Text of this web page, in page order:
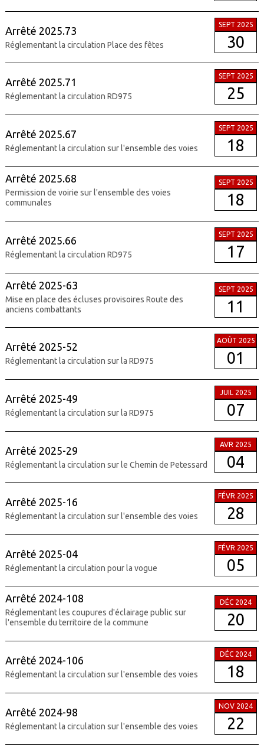
Arrêté 2025.73
Réglementant la circulation Place des fêtes
SEPT 2025
30
Arrêté 2025.71
Réglementant la circulation RD975
SEPT 2025
25
Arrêté 2025.67
Réglementant la circulation sur l'ensemble des voies
SEPT 2025
18
Arrêté 2025.68
Permission de voirie sur l'ensemble des voies
communales
SEPT 2025
18
Arrêté 2025.66
Réglementant la circulation RD975
SEPT 2025
17
Arrêté 2025-63
Mise en place des écluses provisoires Route des
anciens combattants
SEPT 2025
11
Arrêté 2025-52
Réglementant la circulation sur la RD975
AOÛT 2025
01
Arrêté 2025-49
Réglementant la circulation sur la RD975
JUIL 2025
07
Arrêté 2025-29
Réglementant la circulation sur le Chemin de Petessard
AVR 2025
04
Arrêté 2025-16
Réglementant la circulation sur l'ensemble des voies
FÉVR 2025
28
Arrêté 2025-04
Réglementant la circulation pour la vogue
FÉVR 2025
05
Arrêté 2024-108
Réglementant les coupures d'éclairage public sur
l'ensemble du territoire de la commune
DÉC 2024
20
Arrêté 2024-106
Réglementant la circulation sur l'ensemble des voies
DÉC 2024
18
Arrêté 2024-98
Réglementant la circulation sur l'ensemble des voies
NOV 2024
22